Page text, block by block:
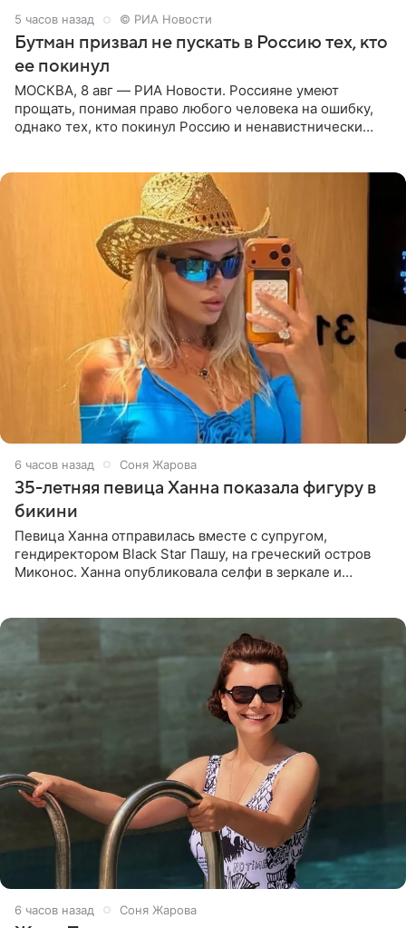
5 часов назад © РИА Новости
Бутман призвал не пускать в Россию тех, кто
ее покинул
МОСКВА, 8 авг — РИА Новости. Россияне умеют
прощать, понимая право любого человека на ошибку,
однако тех, кто покинул Россию и ненавистнически
6 часов назад Соня Жарова
35-летняя певица Ханна показала фигуру в
бикини
Певица Ханна отправилась вместе с супругом,
гендиректором Black Star Пашу, на греческий остров
Миконос. Ханна опубликовала селфи в зеркале и
6 часов назад Соня Жарова